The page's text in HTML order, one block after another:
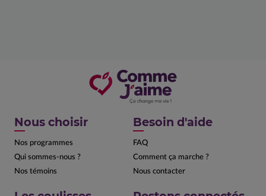
Nous choisir
Nos programmes
Qui sommes-nous ?
Nos témoins
Besoin d'aide
FAQ
Comment ça marche ?
Nous contacter